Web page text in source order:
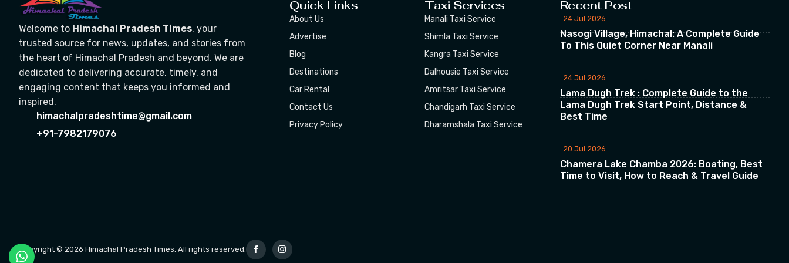
Welcome to Himachal Pradesh Times, your
trusted source for news, updates, and stories from
the heart of Himachal Pradesh and beyond. We are
dedicated to delivering accurate, timely, and
engaging content that keeps you informed and
inspired.
himachalpradeshtime@gmail.com
+91-7982179076
Quick Links
About Us
Advertise
Blog
Destinations
Car Rental
Contact Us
Privacy Policy
Taxi Services
Manali Taxi Service
Shimla Taxi Service
Kangra Taxi Service
Dalhousie Taxi Service
Amritsar Taxi Service
Chandigarh Taxi Service
Dharamshala Taxi Service
Recent Post
24 Jul 2026
Nasogi Village, Himachal: A Complete Guide
To This Quiet Corner Near Manali
24 Jul 2026
Lama Dugh Trek : Complete Guide to the
Lama Dugh Trek Start Point, Distance &
Best Time
20 Jul 2026
Chamera Lake Chamba 2026: Boating, Best
Time to Visit, How to Reach & Travel Guide
Copyright © 2026 Himachal Pradesh Times. All rights reserved.